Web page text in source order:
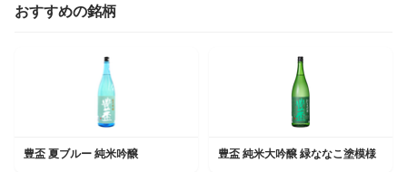
おすすめの銘柄
豊盃 夏ブルー 純米吟醸 豊盃 純米大吟醸 緑ななこ塗模様